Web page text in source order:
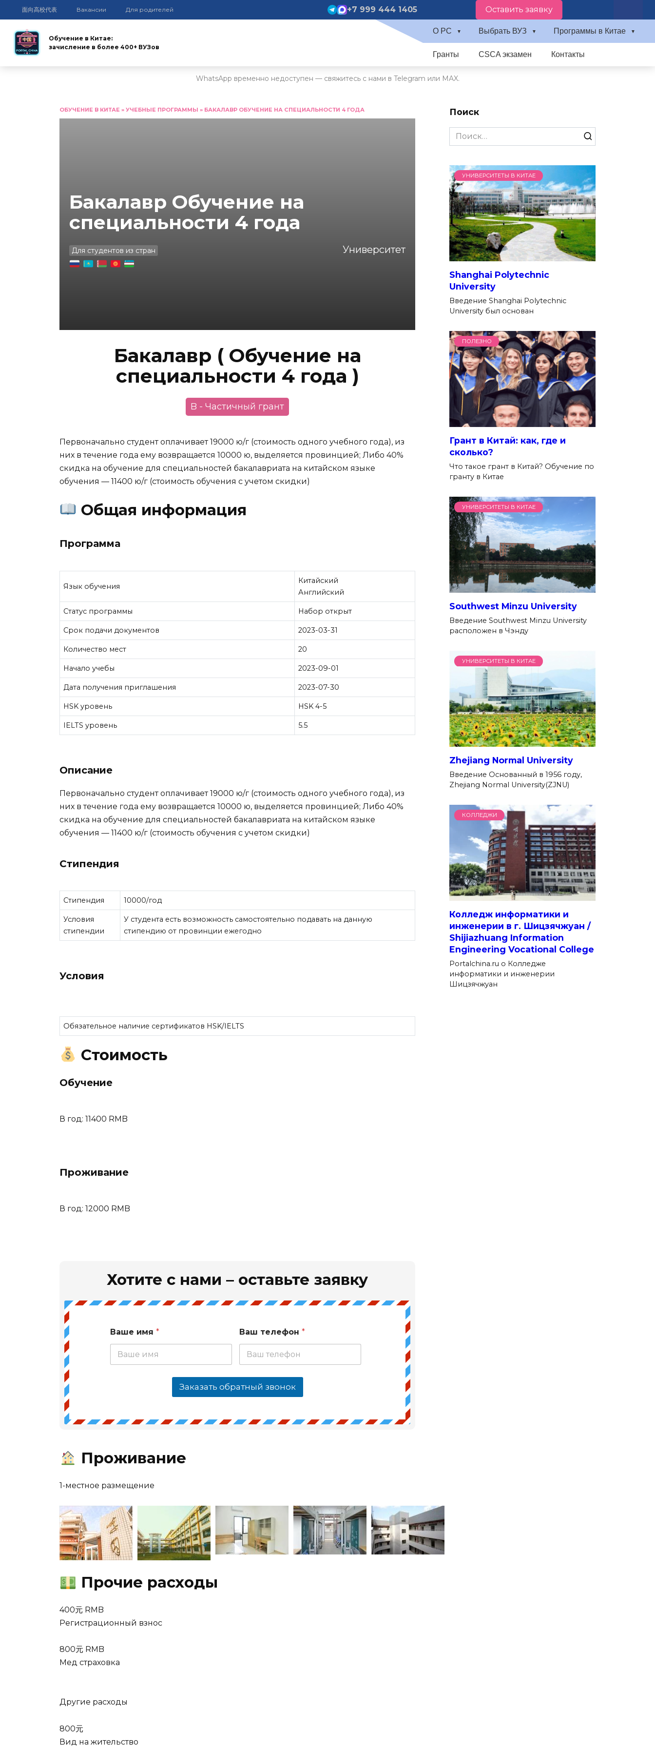
面向高校代表 Вакансии Для родителей +7 999 444 1405 Оставить заявку
Обучение в Китае:
зачисление в более 400+ ВУЗов
О PC Выбрать ВУЗ Программы в Китае
Гранты CSCA экзамен Контакты
WhatsApp временно недоступен — свяжитесь с нами в Telegram или MAX.
ОБУЧЕНИЕ В КИТАЕ » УЧЕБНЫЕ ПРОГРАММЫ » БАКАЛАВР ОБУЧЕНИЕ НА СПЕЦИАЛЬНОСТИ 4 ГОДА
Бакалавр Обучение на
специальности 4 года
Для студентов из стран Университет
Бакалавр ( Обучение на
специальности 4 года )
B - Частичный грант
Первоначально студент оплачивает 19000 ю/г (стоимость одного учебного года), из
них в течение года ему возвращается 10000 ю, выделяется провинцией; Либо 40%
скидка на обучение для специальностей бакалавриата на китайском языке
обучения — 11400 ю/г (стоимость обучения с учетом скидки)
Общая информация
Программа
Язык обучения
Китайский
Английский
Статус программы Набор открыт
Срок подачи документов 2023-03-31
Количество мест 20
Начало учебы 2023-09-01
Дата получения приглашения 2023-07-30
HSK уровень HSK 4-5
IELTS уровень 5.5
Описание
Первоначально студент оплачивает 19000 ю/г (стоимость одного учебного года), из
них в течение года ему возвращается 10000 ю, выделяется провинцией; Либо 40%
скидка на обучение для специальностей бакалавриата на китайском языке
обучения — 11400 ю/г (стоимость обучения с учетом скидки)
Стипендия
Стипендия 10000/год
Условия
стипендии
У студента есть возможность самостоятельно подавать на данную
стипендию от провинции ежегодно
Условия
Обязательное наличие сертификатов HSK/IELTS
Стоимость
Обучение
В год: 11400 RMB
Проживание
В год: 12000 RMB
Хотите с нами – оставьте заявку
Ваше имя * Ваш телефон *
Заказать обратный звонок
Проживание
1-местное размещение
Прочие расходы
400元 RMB
Регистрационный взнос
800元 RMB
Мед страховка
Другие расходы
800元
Вид на жительство
Поиск
Search
for:
УНИВЕРСИТЕТЫ В КИТАЕ
Shanghai Polytechnic
University
Введение Shanghai Polytechnic
University был основан
ПОЛЕЗНО
Грант в Китай: как, где и
сколько?
Что такое грант в Китай? Обучение по
гранту в Китае
УНИВЕРСИТЕТЫ В КИТАЕ
Southwest Minzu University
Введение Southwest Minzu University
расположен в Чэнду
УНИВЕРСИТЕТЫ В КИТАЕ
Zhejiang Normal University
Введение Основанный в 1956 году,
Zhejiang Normal University(ZJNU)
КОЛЛЕДЖИ
Колледж информатики и
инженерии в г. Шицзячжуан /
Shijiazhuang Information
Engineering Vocational College
Portalchina.ru о Колледже
информатики и инженерии
Шицзячжуан